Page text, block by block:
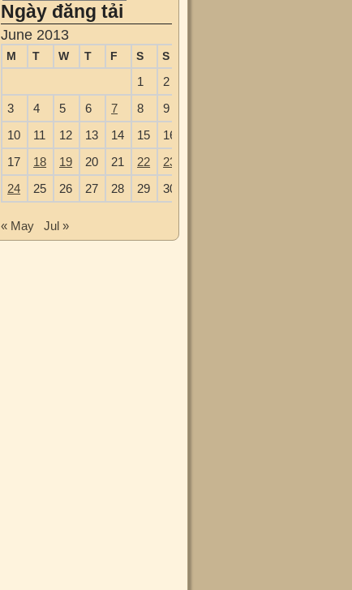
Ngày đăng tải
June 2013
M T W T F S S
1
2
3
4 5 6 7 8
9
10
11 12 13 14 15
16
17
18 19 20 21 22
23
24
25 26 27 28 29 30
« May Jul »